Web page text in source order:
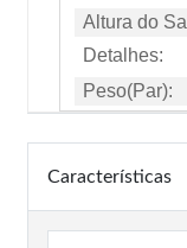
Altura do
Detalhes:
Peso(Par):
Características